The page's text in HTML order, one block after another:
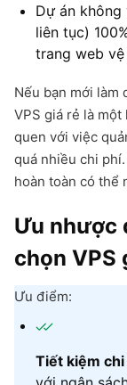
Dự án
liên tục)
trang web vệ
Nếu bạn mới làm
VPS giá rẻ là
quen với việc
quá nhiều chi
hoàn toàn có thể
Ưu nhược
chọn VPS
Ưu điểm:
Tiết kiệm